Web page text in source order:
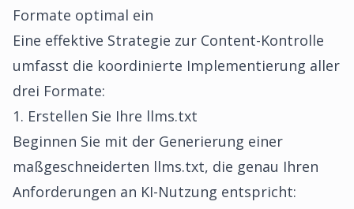
Formate optimal ein
Eine effektive Strategie zur Content-Kontrolle
umfasst die koordinierte Implementierung aller
drei Formate:
1. Erstellen Sie Ihre llms.txt
Beginnen Sie mit der Generierung einer
maßgeschneiderten llms.txt, die genau Ihren
Anforderungen an KI-Nutzung entspricht: